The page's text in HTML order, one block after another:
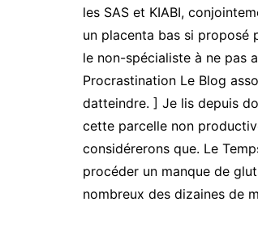
les SAS et KIABI,
un placenta bas si
le non-spécialiste à ne pas
Procrastination Le Blog
datteindre. ] Je lis depuis
cette parcelle non
considérerons que. Le
procéder un manque de
nombreux des dizaines de